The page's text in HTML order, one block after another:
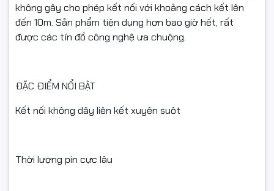
không gây cho phép kết nối với khoảng cách kết lên
đến 10m. Sản phẩm tiện dụng hơn bao giờ hết, rất
được các tín đồ công nghệ ưa chuộng.
ĐẶC ĐIỂM NỔI BẬT
Kết nối không dây liên kết xuyên suôt
Thời lượng pin cực lâu